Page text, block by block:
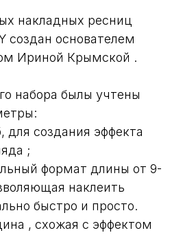
накладных ресниц
создан основателем
Ириной Крымской .
набора былы учтены
для создания эффекта
;
формат длины от 9-
наклеить
быстро и просто.
, схожая с эффектом